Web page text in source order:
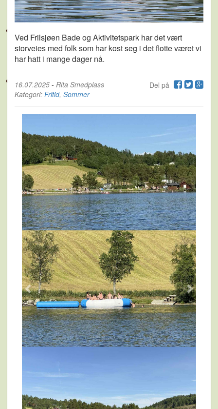
Ved Frilsjøen Bade og Aktivitetspark har det vært
storveies med folk som har kost seg i det flotte været vi
har hatt i mange dager nå.
Del på
16.07.2025 - Rita Smedplass
Kategori: Fritid, Sommer